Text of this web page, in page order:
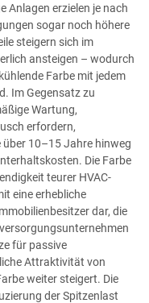
Anlagen erzielen je nach
sogar noch höhere
steigern sich im
ansteigen – wodurch
Farbe mit jedem
Im Gegensatz zu
Wartung,
erfordern,
10–15 Jahre hinweg
Die Farbe
teurer HVAC-
eine erhebliche
dar, die
für passive
Attraktivität von
weiter steigert. Die
der Spitzenlast